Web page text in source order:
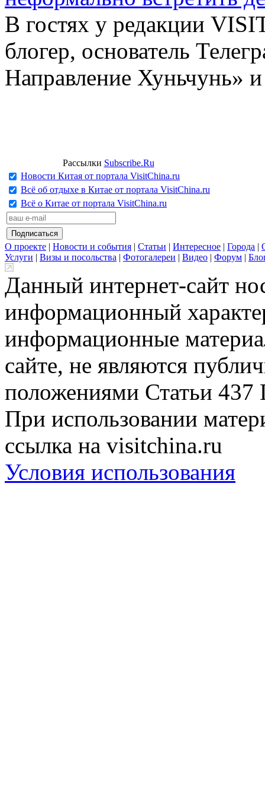
В гостях у редакции
блогер, основатель
Направление Хуньчунь»
Рассылки Subscribe.Ru
Новости Китая от портала VisitChina.ru
Всё об отдыхе в Китае от портала VisitChina.ru
Всё о Китае от портала VisitChina.ru
О проекте | Новости и события | Статьи | Интересное | Города |
Услуги | Визы и посольства | Фотогалереи | Видео | Форум |
Данный интернет-сайт
информационный
информационные
сайте, не являются
положениями Статьи 437
При использовании
ссылка на visitchina.ru
Условия использования